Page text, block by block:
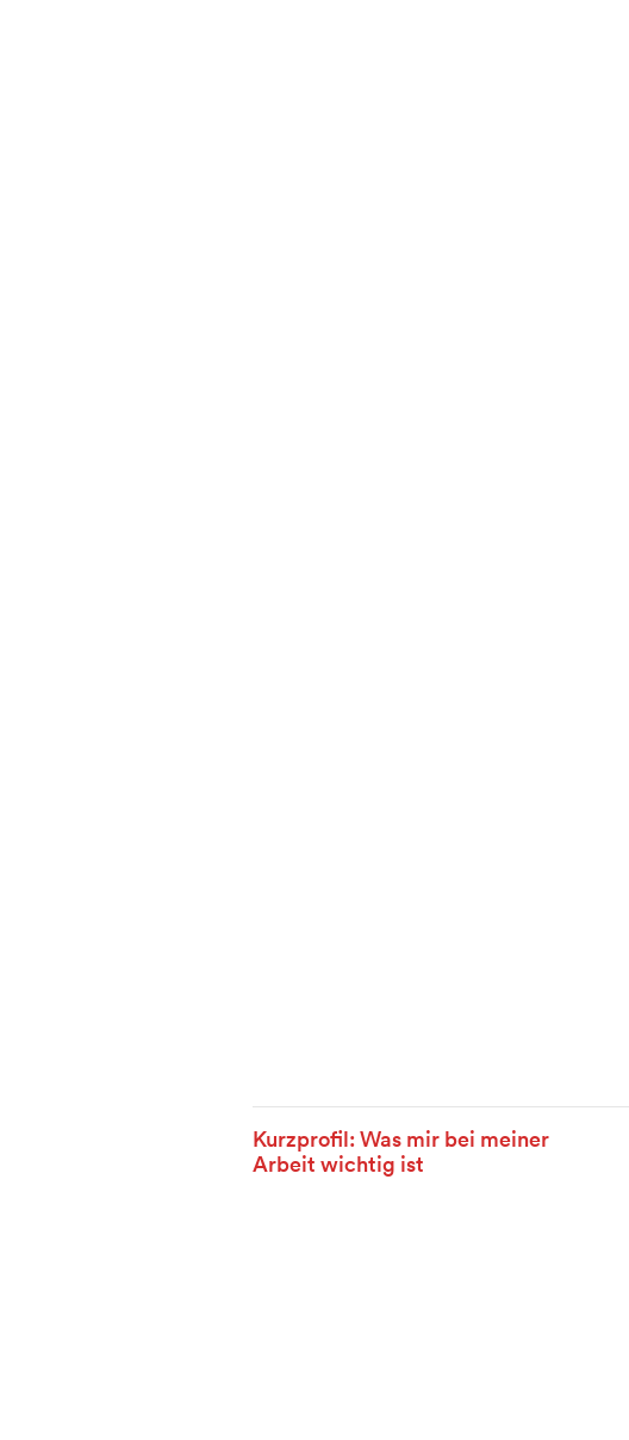
Kurzprofil: Was mir bei meiner
Arbeit wichtig ist